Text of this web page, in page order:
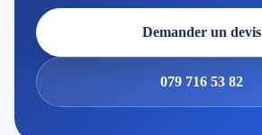
Demander un devis
079 716 53 82